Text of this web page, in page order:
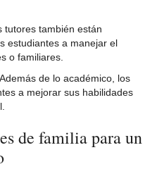
tutores también están
estudiantes a manejar el
o familiares.
Además de lo académico, los
a mejorar sus habilidades
de familia para un